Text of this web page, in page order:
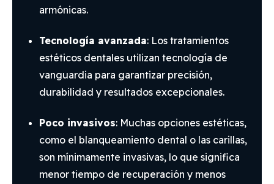
armónicas.
Tecnología avanzada: Los tratamientos
estéticos dentales utilizan tecnología de
vanguardia para garantizar precisión,
durabilidad y resultados excepcionales.
Poco invasivos: Muchas opciones estéticas,
como el blanqueamiento dental o las carillas,
son mínimamente invasivas, lo que significa
menor tiempo de recuperación y menos